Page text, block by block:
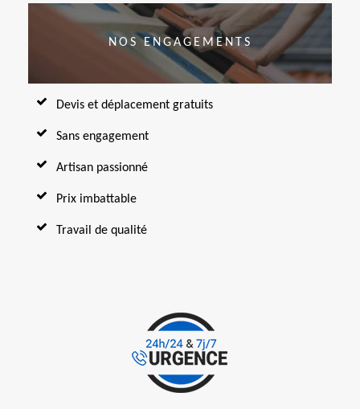
NOS ENGAGEMENTS
Devis et déplacement gratuits
Sans engagement
Artisan passionné
Prix imbattable
Travail de qualité